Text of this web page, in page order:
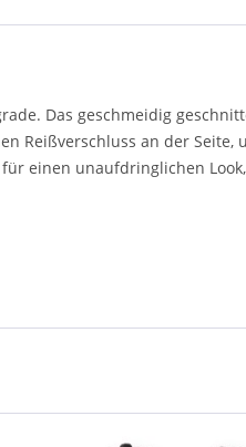
Das geschmeidig
Reißverschluss an der Seite,
einen unaufdringlichen